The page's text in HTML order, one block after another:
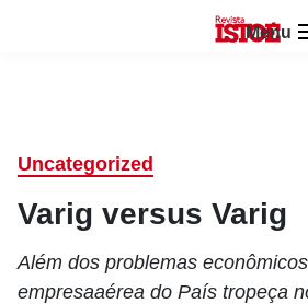
Menu
Uncategorized
Varig versus Varig
Além dos problemas
empresaaérea do País tropeça